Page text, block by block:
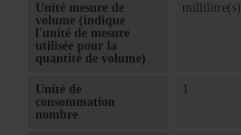
Unité mesure de
volume (indique
l'unité de mesure
utilisée pour la
quantité de volume)
millilitre(s)
Unité de
consommation
nombre